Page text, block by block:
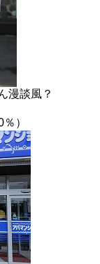
漫談風？
）